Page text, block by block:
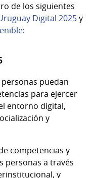
de los siguientes
Digital 2025y
:
puedan
para ejercer
entorno digital,
y
competencias y
personas a través
y